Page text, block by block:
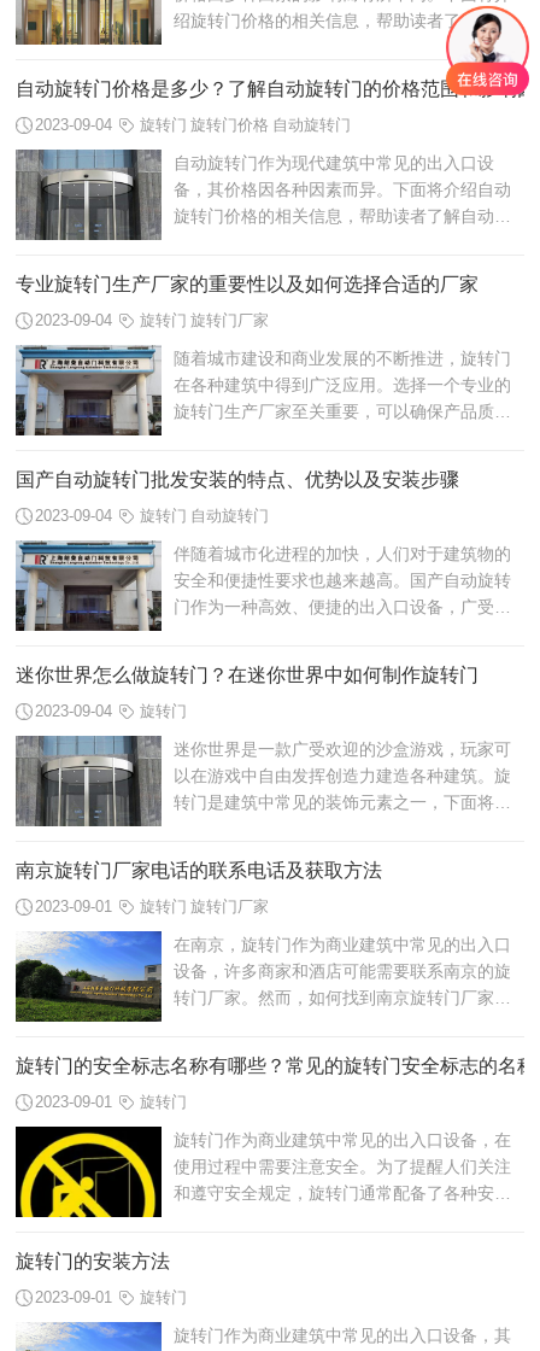
绍旋转门价格的相关信息，帮助读者了解旋转
门的价格范围和影响因素。一般来说，旋转门
的价格区间从几万元到几十万元不等，具...
自动旋转门价格是多少？了解自动旋转门的价格范围和影响
2023-09-04 旋转门 旋转门价格 自动旋转门
自动旋转门作为现代建筑中常见的出入口设
备，其价格因各种因素而异。下面将介绍自动
旋转门价格的相关信息，帮助读者了解自动旋
专业旋转门生产厂家的重要性以及如何选择合适的厂家
2023-09-04 旋转门 旋转门厂家
随着城市建设和商业发展的不断推进，旋转门
在各种建筑中得到广泛应用。选择一个专业的
旋转门生产厂家至关重要，可以确保产品质量
国产自动旋转门批发安装的特点、优势以及安装步骤
2023-09-04 旋转门 自动旋转门
伴随着城市化进程的加快，人们对于建筑物的
安全和便捷性要求也越来越高。国产自动旋转
门作为一种高效、便捷的出入口设备，广受欢
迷你世界怎么做旋转门？在迷你世界中如何制作旋转门
2023-09-04 旋转门
迷你世界是一款广受欢迎的沙盒游戏，玩家可
以在游戏中自由发挥创造力建造各种建筑。旋
转门是建筑中常见的装饰元素之一，下面将介
南京旋转门厂家电话的联系电话及获取方法
2023-09-01 旋转门 旋转门厂家
在南京，旋转门作为商业建筑中常见的出入口
设备，许多商家和酒店可能需要联系南京的旋
转门厂家。然而，如何找到南京旋转门厂家的
旋转门的安全标志名称有哪些？常见的旋转门安全标志的名称
2023-09-01 旋转门
旋转门作为商业建筑中常见的出入口设备，在
使用过程中需要注意安全。为了提醒人们关注
和遵守安全规定，旋转门通常配备了各种安全
旋转门的安装方法
2023-09-01 旋转门
旋转门作为商业建筑中常见的出入口设备，其